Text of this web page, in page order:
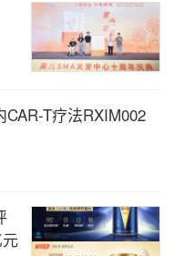
西安交通大学第一附属医院
首都医科大学附属北京佑安
杭州早知道生物科技有限公
T疗法RXIM002